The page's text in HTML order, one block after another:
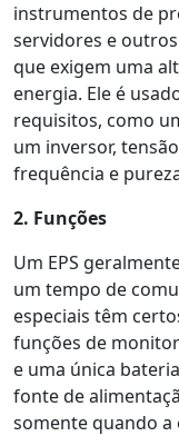
instrumentos de
servidores e
que exigem uma
energia. Ele é
requisitos, como
um inversor,
frequência e
2. Funções
Um EPS
um tempo de
especiais têm
funções de
e uma única
fonte de
somente quando a